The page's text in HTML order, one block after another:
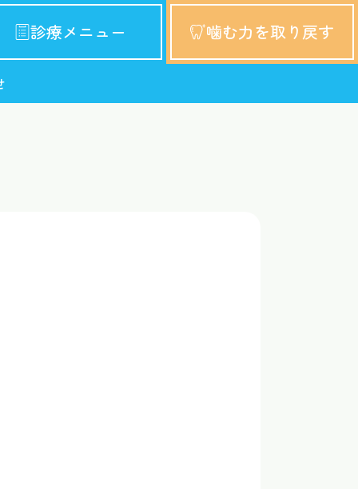
診療メニュー 噛む力を取り戻す